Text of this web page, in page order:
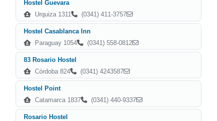
Hostel Guevara
Urquiza 1311
(0341) 411-3757
Hostel Casablanca Inn
Paraguay 1054
(0341) 558-0812
83 Rosario Hostel
Córdoba 824
(0341) 4243587
Hostel Point
Catamarca 1837
(0341) 440-9337
Rosario Hostel